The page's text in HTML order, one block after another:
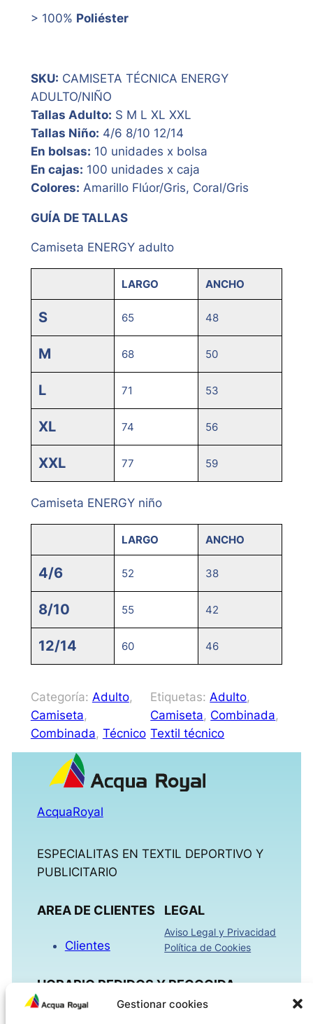
Gestionar cookies
> 100% Poliéster
SKU: CAMISETA TÉCNICA ENERGY
ADULTO/NIÑO
Tallas Adulto: S M L XL XXL
Tallas Niño: 4/6 8/10 12/14
En bolsas: 10 unidades x bolsa
En cajas: 100 unidades x caja
Colores: Amarillo Flúor/Gris, Coral/Gris
GUÍA DE TALLAS
Camiseta ENERGY adulto
LARGO ANCHO
S 65 48
M 68 50
L 71 53
XL 74 56
XXL 77 59
Camiseta ENERGY niño
LARGO ANCHO
4/6 52 38
8/10 55 42
12/14 60 46
Categoría: Adulto
Camiseta
Combinada, Técnico
Etiquetas:Adulto
Camiseta, Combinada
Textil técnico
AcquaRoyal
ESPECIALITAS EN TEXTIL DEPORTIVO Y
PUBLICITARIO
AREA DE CLIENTES
Clientes
LEGAL
Aviso Legal y Privacidad
Política de Cookies
HORARIO PEDIDOS Y RECOGIDA